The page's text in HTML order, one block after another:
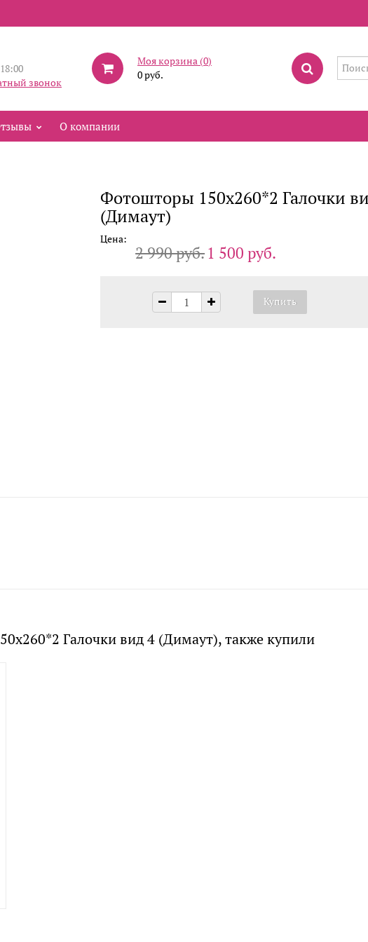
звонок
Моя корзина (0)
0 руб.
О компании
Фотошторы 150x260*2 Галочки
(Димаут)
Цена:
2 990 руб.1 500 руб.
Галочки вид 4 (Димаут), также купили